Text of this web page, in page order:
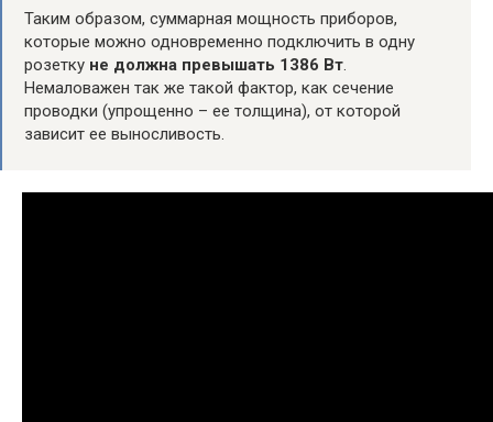
Таким образом, суммарная мощность приборов,
которые можно одновременно подключить в одну
розетку не должна превышать 1386 Вт.
Немаловажен так же такой фактор, как сечение
проводки (упрощенно – ее толщина), от которой
зависит ее выносливость.